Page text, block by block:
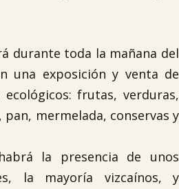
durante toda la mañana del
una exposición y venta de
frutas, verduras,
pan, mermelada, conservas y
la presencia de unos
la mayoría vizcaínos, y